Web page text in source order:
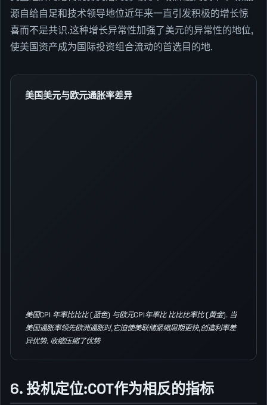
源自给自足和技术领导地位近年来一直引发积极的增长惊
喜而不是共识.这种增长异常性加强了美元的异常性的地位,
使美国资产成为国际投资组合流动的首选目的地.
美国美元与欧元通胀率差异
美国CPI 年率比比比 (蓝色) 与欧元CPI年率比 比比比率比 (黄金). 当
美国通胀率领先欧洲通胀时,它迫使美联储紧缩周期更快,创造利率差
异优势. 收缩压缩了优势
6. 投机定位:COT作为相反的指标